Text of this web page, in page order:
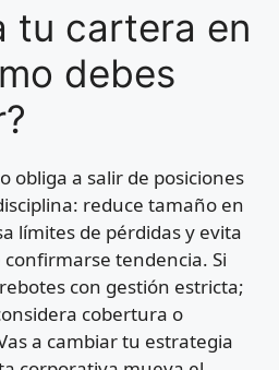
tu cartera en
debes
obliga a salir de posiciones
reduce tamaño en
límites de pérdidas y evita
tendencia. Si
con gestión estricta;
cobertura o
a cambiar tu estrategia